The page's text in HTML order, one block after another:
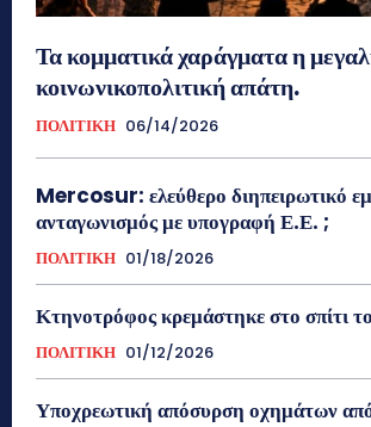
Τα κομματικά χαράγματα η
κοινωνικοπολιτική απάτη.
ΠΟΛΙΤΙΚΗ 06/14/2026
Mercosur: ελεύθερο διηπειρωτικό
ανταγωνισμός με υπογραφή Ε.Ε. ;
ΠΟΛΙΤΙΚΗ 01/18/2026
Κτηνοτρόφος κρεμάστηκε στο σπίτι
ΠΟΛΙΤΙΚΗ 01/12/2026
Υποχρεωτική απόσυρση οχημάτων